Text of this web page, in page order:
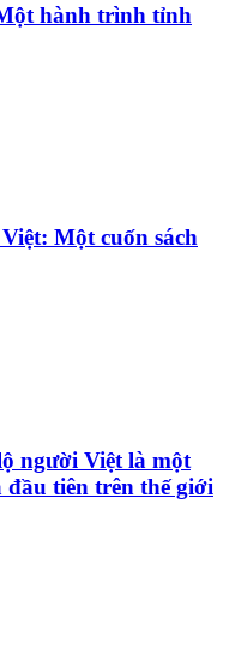
hành trình tỉnh
Một cuốn sách
người Việt là một
tiên trên thế giới